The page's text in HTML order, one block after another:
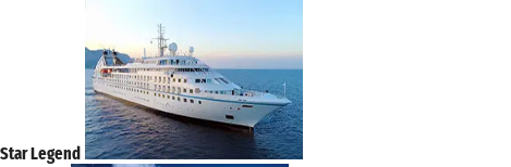
Star Legend